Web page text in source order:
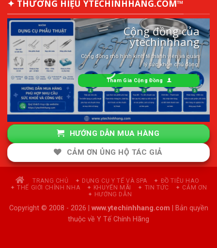
✦ THƯƠNG HIỆU YTECHINHHANG.COM™
Cộng đồng của
ytechinhhang
Cộng đồng mô hình kinh tế thành viên và quản
lý sức khỏe chủ động.
Tham Gia Cộng Đồng
HƯỚNG DẪN MUA HÀNG
CẢM ƠN ỦNG HỘ TÁC GIẢ
TRANG CHỦ ✦ DỤNG CỤ Y TẾ VÀ SPA
✦ ĐỒ TIÊU HAO
✦ THẾ GIỚI CHỈNH NHA
✦ KHUYẾN MÃI ✦ TIN TỨC
✦ CẢM ƠN
✦ HƯỚNG DẪN
Copyright © 2008 - 2026 | www.ytechinhhang.com | Bản quyền
thuộc về Y Tế Chính Hãng